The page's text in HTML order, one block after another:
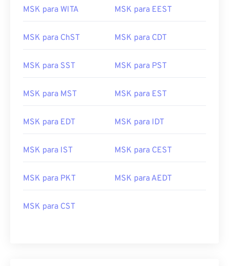
MSK para WITA MSK para EEST
MSK para ChST MSK para CDT
MSK para SST MSK para PST
MSK para MST MSK para EST
MSK para EDT MSK para IDT
MSK para IST MSK para CEST
MSK para PKT MSK para AEDT
MSK para CST